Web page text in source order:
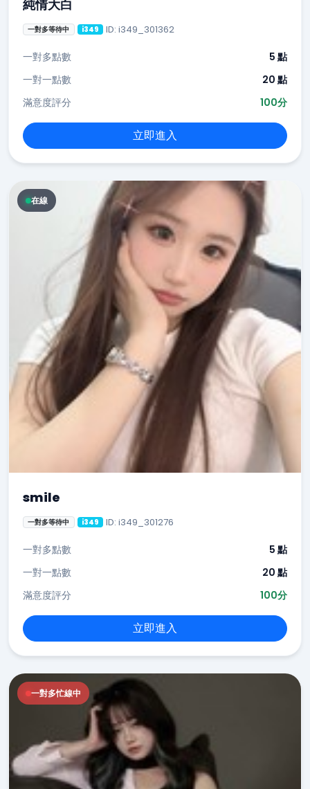
純情大白
一對多等待中 i349 ID: i349_301362
一對多點數
5 點
一對一點數
20 點
滿意度評分
100分
立即進入
在線
smile
一對多等待中 i349 ID: i349_301276
一對多點數
5 點
一對一點數
20 點
滿意度評分
100分
立即進入
一對多忙線中